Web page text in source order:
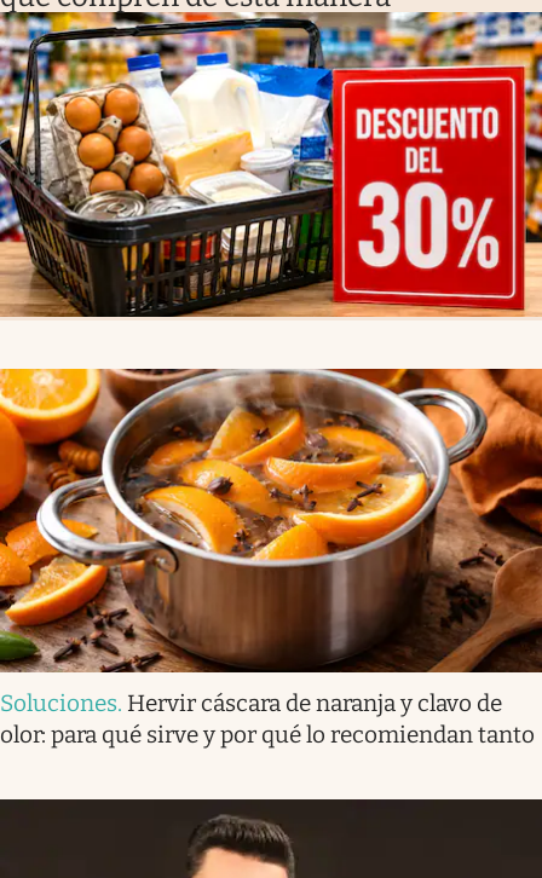
Soluciones. Hervir cáscara de naranja y clavo de
olor: para qué sirve y por qué lo recomiendan tanto